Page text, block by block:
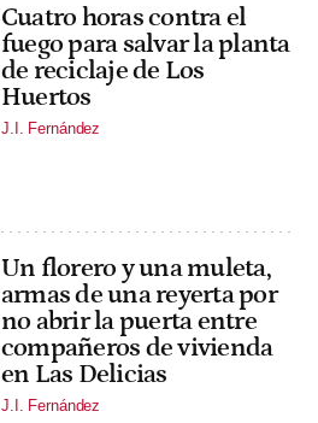
Cuatro horas contra el
fuego para salvar la planta
de reciclaje de Los
Huertos
J.I. Fernández
Un florero y una muleta,
armas de una reyerta por
no abrir la puerta entre
compañeros de vivienda
en Las Delicias
J.I. Fernández